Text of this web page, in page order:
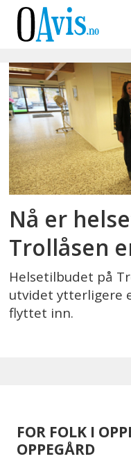
Emne:
leger
Nå er
Trollåsen
Helsetilbudet på
utvidet ytterligere
flyttet inn.
FOR FOLK I
OPPEGÅRD